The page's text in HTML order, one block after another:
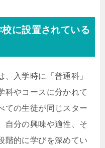
に設置されている
入学時に「普通科」
科やコースに分かれて
ての生徒が同じスター
自分の興味や適性、そ
階的に学びを深めてい